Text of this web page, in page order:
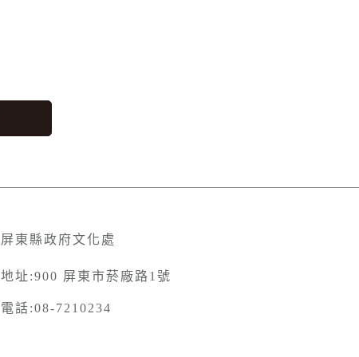
屏東縣政府文化處
地址:900 屏東市菸廠路1號
電話:08-7210234